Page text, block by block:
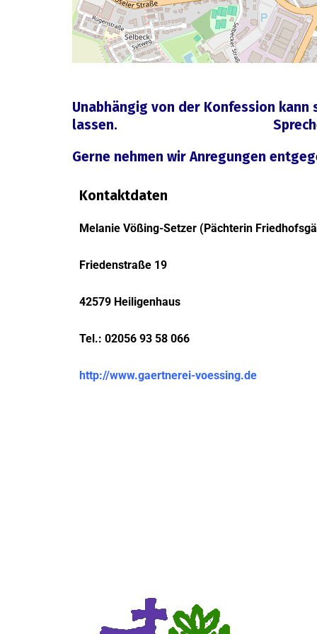
Unabhängig von der Konfession
lassen. Sprechen
Gerne nehmen wir Anregungen
Kontaktdaten
Melanie Vößing-Setzer (Pächterin
Friedenstraße 19
42579 Heiligenhaus
Tel.: 02056 93 58 066
http://www.gaertnerei-voessing.de